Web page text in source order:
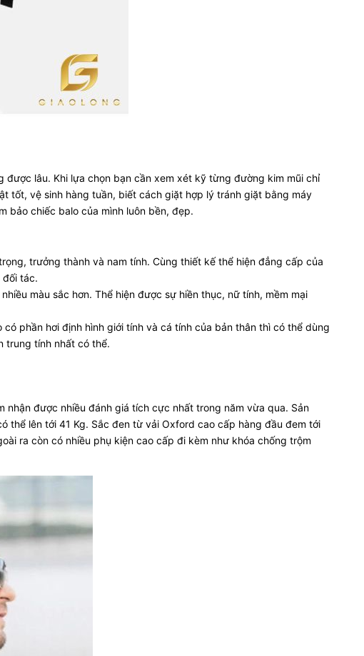
lâu. Khi lựa chọn bạn cần xem xét kỹ từng đường kim mũi chỉ
tốt, vệ sinh hàng tuần, biết cách giặt hợp lý tránh giặt bằng máy
bảo chiếc balo của mình luôn bền, đẹp.
trưởng thành và nam tính. Cùng thiết kế thể hiện đẳng cấp của
đối tác.
màu sắc hơn. Thể hiện được sự hiền thục, nữ tính, mềm mại
phần hơi định hình giới tính và cá tính của bản thân thì có thể dùng
trung tính nhất có thể.
nhận được nhiều đánh giá tích cực nhất trong năm vừa qua. Sản
thể lên tới 41 Kg. Sắc đen từ vải Oxford cao cấp hàng đầu đem tới
ra còn có nhiều phụ kiện cao cấp đi kèm như khóa chống trộm